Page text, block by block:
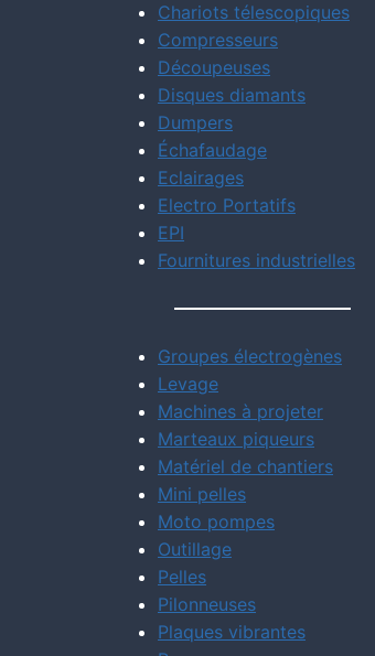
Chariots télescopiques
Compresseurs
Découpeuses
Disques diamants
Dumpers
Échafaudage
Eclairages
Electro Portatifs
EPI
Fournitures industrielles
Groupes électrogènes
Levage
Machines à projeter
Marteaux piqueurs
Matériel de chantiers
Mini pelles
Moto pompes
Outillage
Pelles
Pilonneuses
Plaques vibrantes